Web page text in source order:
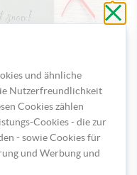
Karte und klebe den
So kannst du ganz
ohne
zu
und ähnliche
Nutzerfreundlichkeit
Cookies zählen
Cookies - die zur
- sowie Cookies für
und Werbung und